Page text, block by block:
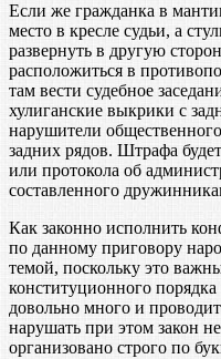
Если же гражданка в
место в кресле судьи, а
развернуть в другую
расположиться в
там вести судебное
хулиганские выкрики с
нарушители
задних рядов. Штрафа
или протокола об
составленного
Как законно исполнить
по данному приговору
темой, поскольку это
конституционного
довольно много и
нарушать при этом закон
организовано строго по